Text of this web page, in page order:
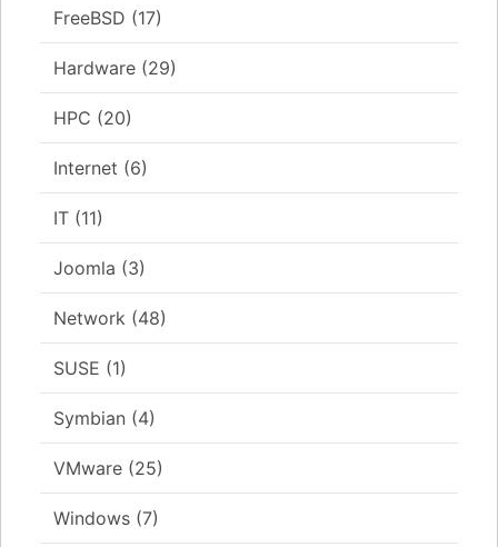
FreeBSD (17)
Hardware (29)
HPC (20)
Internet (6)
IT (11)
Joomla (3)
Network (48)
SUSE (1)
Symbian (4)
VMware (25)
Windows (7)